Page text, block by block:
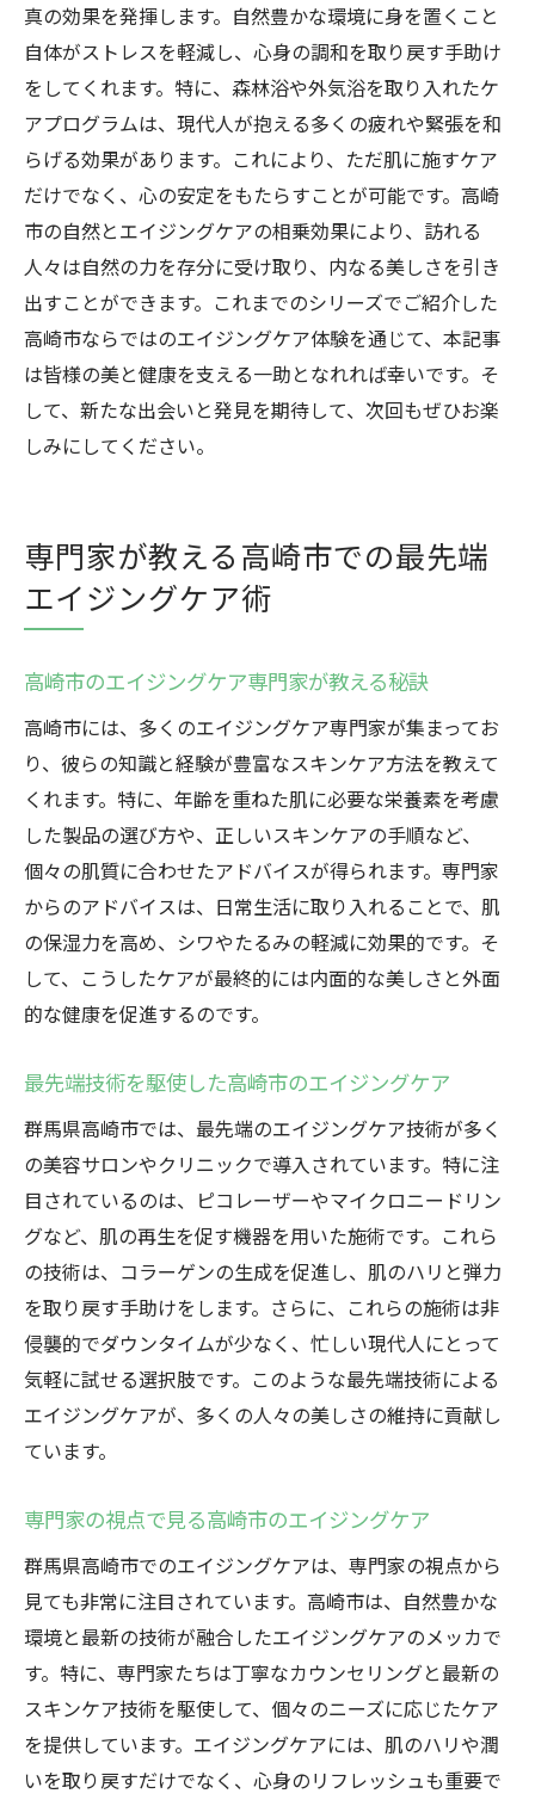
真の効果を発揮します。自然豊かな環境に身を置くこと
自体がストレスを軽減し、心身の調和を取り戻す手助け
をしてくれます。特に、森林浴や外気浴を取り入れたケ
アプログラムは、現代人が抱える多くの疲れや緊張を和
らげる効果があります。これにより、ただ肌に施すケア
だけでなく、心の安定をもたらすことが可能です。高崎
市の自然とエイジングケアの相乗効果により、訪れる
人々は自然の力を存分に受け取り、内なる美しさを引き
出すことができます。これまでのシリーズでご紹介した
高崎市ならではのエイジングケア体験を通じて、本記事
は皆様の美と健康を支える一助となれれば幸いです。そ
して、新たな出会いと発見を期待して、次回もぜひお楽
しみにしてください。
専門家が教える高崎市での最先端
エイジングケア術
高崎市のエイジングケア専門家が教える秘訣
高崎市には、多くのエイジングケア専門家が集まってお
り、彼らの知識と経験が豊富なスキンケア方法を教えて
くれます。特に、年齢を重ねた肌に必要な栄養素を考慮
した製品の選び方や、正しいスキンケアの手順など、
個々の肌質に合わせたアドバイスが得られます。専門家
からのアドバイスは、日常生活に取り入れることで、肌
の保湿力を高め、シワやたるみの軽減に効果的です。そ
して、こうしたケアが最終的には内面的な美しさと外面
的な健康を促進するのです。
最先端技術を駆使した高崎市のエイジングケア
群馬県高崎市では、最先端のエイジングケア技術が多く
の美容サロンやクリニックで導入されています。特に注
目されているのは、ピコレーザーやマイクロニードリン
グなど、肌の再生を促す機器を用いた施術です。これら
の技術は、コラーゲンの生成を促進し、肌のハリと弾力
を取り戻す手助けをします。さらに、これらの施術は非
侵襲的でダウンタイムが少なく、忙しい現代人にとって
気軽に試せる選択肢です。このような最先端技術による
エイジングケアが、多くの人々の美しさの維持に貢献し
ています。
専門家の視点で見る高崎市のエイジングケア
群馬県高崎市でのエイジングケアは、専門家の視点から
見ても非常に注目されています。高崎市は、自然豊かな
環境と最新の技術が融合したエイジングケアのメッカで
す。特に、専門家たちは丁寧なカウンセリングと最新の
スキンケア技術を駆使して、個々のニーズに応じたケア
を提供しています。エイジングケアには、肌のハリや潤
いを取り戻すだけでなく、心身のリフレッシュも重要で